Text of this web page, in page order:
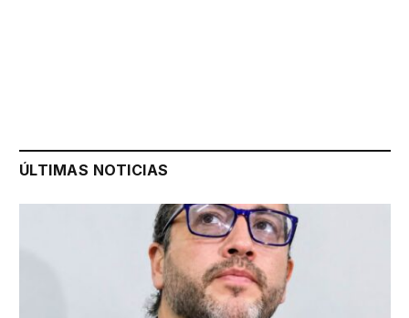
ÚLTIMAS NOTICIAS